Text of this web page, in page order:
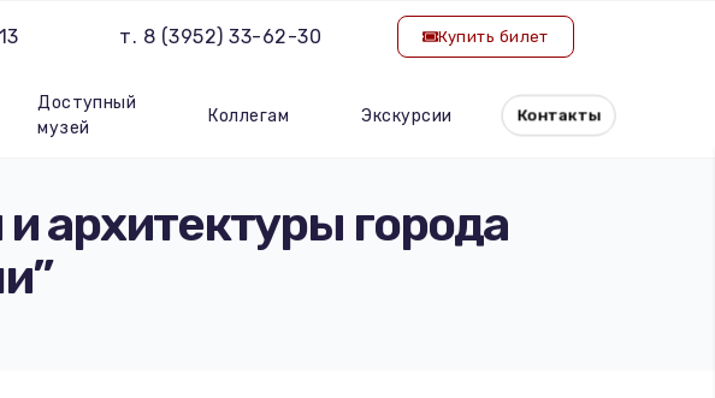
т. 8 (3952) 33-62-30 Купить билет
Доступный
музей
Коллегам Экскурсии Контакты
архитектуры города